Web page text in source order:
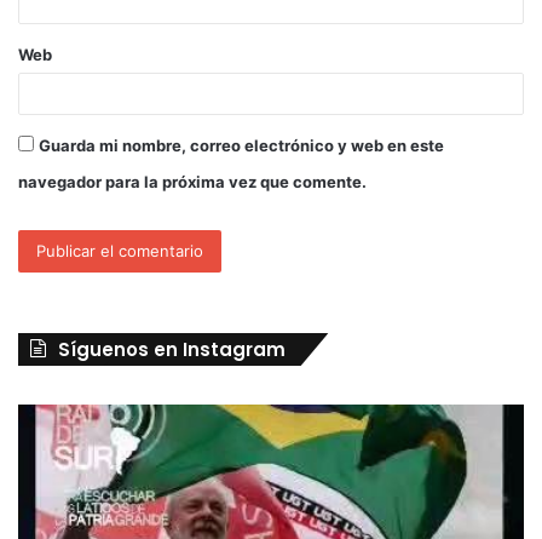
Web
Guarda mi nombre, correo electrónico y web en este
navegador para la próxima vez que comente.
Síguenos en Instagram